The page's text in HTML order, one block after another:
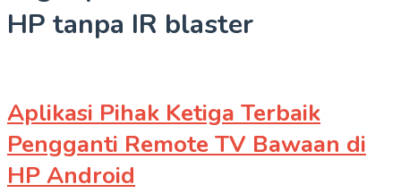
HP tanpa IR blaster
Aplikasi Pihak Ketiga Terbaik
Pengganti Remote TV Bawaan di
HP Android